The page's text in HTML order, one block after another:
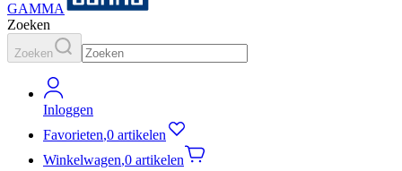
GAMMA
Zoeken
Zoeken
Inloggen
Favorieten,0 artikelen
Winkelwagen,0 artikelen